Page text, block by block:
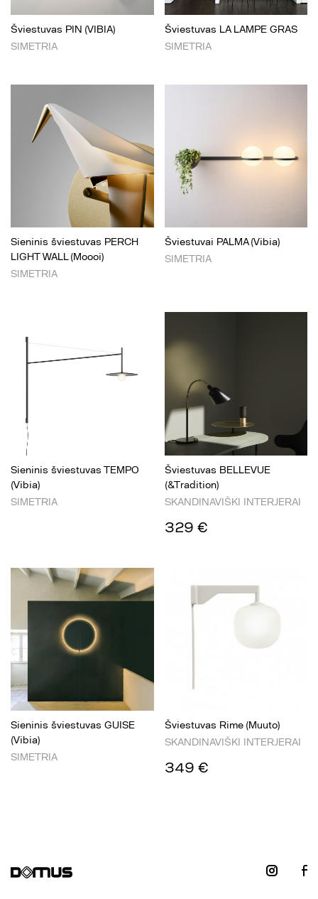
Šviestuvas PIN (VIBIA)
SIMETRIA
Šviestuvas LA LAMPE GRAS
SIMETRIA
Sieninis šviestuvas PERCH
LIGHT WALL (Moooi)
SIMETRIA
Šviestuvai PALMA (Vibia)
SIMETRIA
Sieninis šviestuvas TEMPO
(Vibia)
SIMETRIA
Šviestuvas BELLEVUE
(&Tradition)
SKANDINAVIŠKI INTERJERAI
329 €
Sieninis šviestuvas GUISE
(Vibia)
SIMETRIA
Šviestuvas Rime (Muuto)
SKANDINAVIŠKI INTERJERAI
349 €